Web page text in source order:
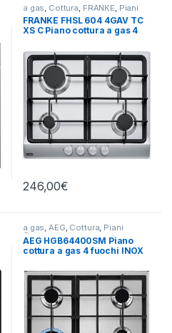
a gas Cottura FRANKE Piani
Cottura
FRANKE FHSL 604 4GAV TC
XS C Piano cottura a gas 4
246,00€
a gas,AEG, Cottura, Piani
Cottura
AEG HGB64400SM Piano
cottura a gas 4 fuochi INOX